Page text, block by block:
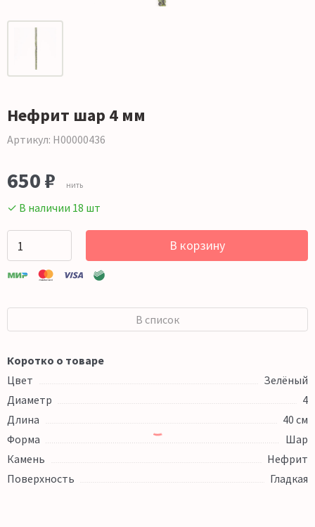
Нефрит шар 4 мм
Артикул: Н00000436
650 ₽ нить
✓ В наличии 18 шт
В корзину
В список
Коротко о товаре
Цвет
Зелёный
Диаметр
4
Длина
40 см
Форма
Шар
Камень
Нефрит
Поверхность
Гладкая